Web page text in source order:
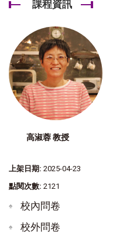
課程資訊
高淑蓉 教授
上架日期: 2025-04-23
點閱次數: 2121
校內問卷
校外問卷